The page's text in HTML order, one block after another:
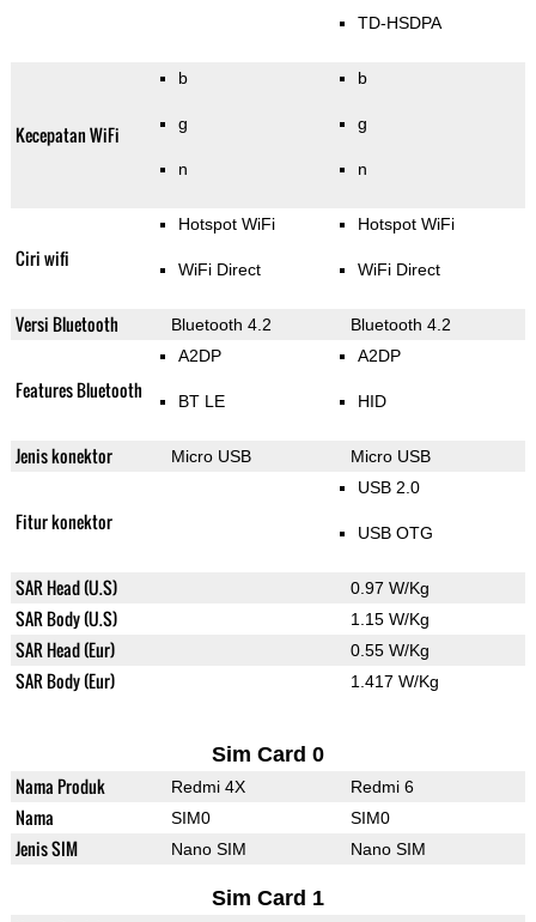
TD-HSDPA
Kecepatan WiFi
b
g
n
b
g
n
Ciri wifi
Hotspot WiFi
WiFi Direct
Hotspot WiFi
WiFi Direct
Versi Bluetooth Bluetooth 4.2 Bluetooth 4.2
Features Bluetooth
A2DP
BT LE
A2DP
HID
Jenis konektor Micro USB Micro USB
Fitur konektor
USB 2.0
USB OTG
SAR Head (U.S) 0.97 W/Kg
SAR Body (U.S) 1.15 W/Kg
SAR Head (Eur) 0.55 W/Kg
SAR Body (Eur) 1.417 W/Kg
Sim Card 0
Nama Produk Redmi 4X Redmi 6
Nama SIM0 SIM0
Jenis SIM Nano SIM Nano SIM
Sim Card 1